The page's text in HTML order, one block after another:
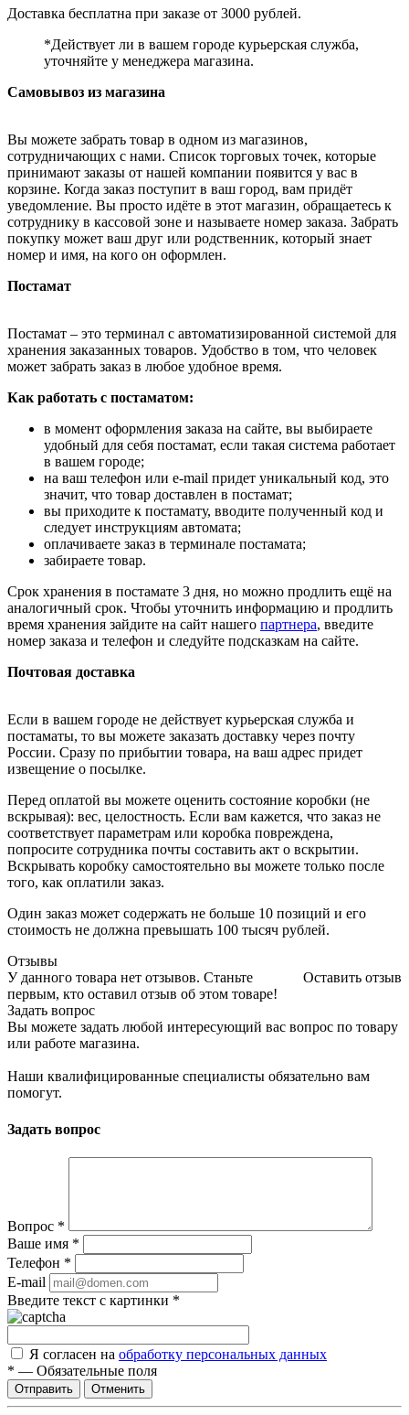
Доставка бесплатна при заказе от 3000 рублей.
*Действует ли в вашем городе курьерская служба,
уточняйте у менеджера магазина.
Самовывоз из магазина
Вы можете забрать товар в одном из магазинов,
сотрудничающих с нами. Список торговых точек, которые
принимают заказы от нашей компании появится у вас в
корзине. Когда заказ поступит в ваш город, вам придёт
уведомление. Вы просто идёте в этот магазин, обращаетесь к
сотруднику в кассовой зоне и называете номер заказа. Забрать
покупку может ваш друг или родственник, который знает
номер и имя, на кого он оформлен.
Постамат
Постамат – это терминал с автоматизированной системой для
хранения заказанных товаров. Удобство в том, что человек
может забрать заказ в любое удобное время.
Как работать с постаматом:
в момент оформления заказа на сайте, вы выбираете
удобный для себя постамат, если такая система работает
в вашем городе;
на ваш телефон или e-mail придет уникальный код, это
значит, что товар доставлен в постамат;
вы приходите к постамату, вводите полученный код и
следует инструкциям автомата;
оплачиваете заказ в терминале постамата;
забираете товар.
Срок хранения в постамате 3 дня, но можно продлить ещё на
аналогичный срок. Чтобы уточнить информацию и продлить
время хранения зайдите на сайт нашего партнера, введите
номер заказа и телефон и следуйте подсказкам на сайте.
Почтовая доставка
Если в вашем городе не действует курьерская служба и
постаматы, то вы можете заказать доставку через почту
России. Сразу по прибытии товара, на ваш адрес придет
извещение о посылке.
Перед оплатой вы можете оценить состояние коробки (не
вскрывая): вес, целостность. Если вам кажется, что заказ не
соответствует параметрам или коробка повреждена,
попросите сотрудника почты составить акт о вскрытии.
Вскрывать коробку самостоятельно вы можете только после
того, как оплатили заказ.
Один заказ может содержать не больше 10 позиций и его
стоимость не должна превышать 100 тысяч рублей.
Отзывы
Оставить отзыв
У данного товара нет отзывов. Станьте
первым, кто оставил отзыв об этом товаре!
Задать вопрос
Вы можете задать любой интересующий вас вопрос по товару
или работе магазина.
Наши квалифицированные специалисты обязательно вам
помогут.
Задать вопрос
Вопрос *
Ваше имя *
Телефон *
E-mail
Введите текст с картинки *
Я согласен на обработку персональных данных
* — Обязательные поля
Отправить Отменить